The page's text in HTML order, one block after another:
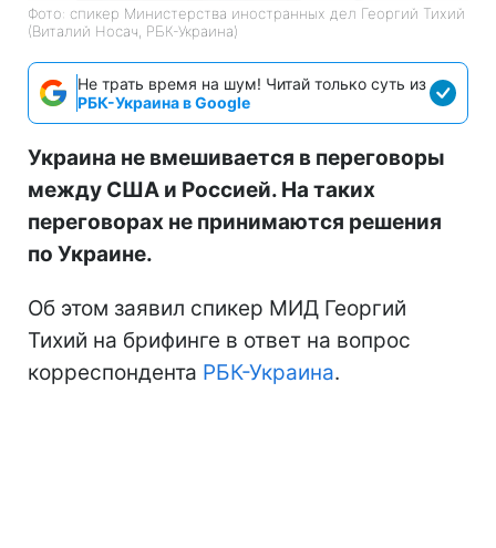
Фото: спикер Министерства иностранных дел Георгий Тихий
(Виталий Носач, РБК-Украина)
Не трать время на шум! Читай только суть из
РБК-Украина в Google
Украина не вмешивается в переговоры
между США и Россией. На таких
переговорах не принимаются решения
по Украине.
Об этом заявил спикер МИД Георгий
Тихий на брифинге в ответ на вопрос
корреспондента РБК-Украина.